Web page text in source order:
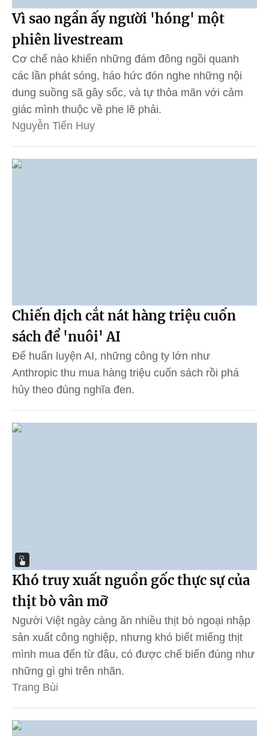
Vì sao ngần ấy người 'hóng' một
phiên livestream
Cơ chế nào khiến những đám đông ngồi quanh
các lần phát sóng, háo hức đón nghe những nội
dung suồng sã gây sốc, và tự thỏa mãn với cảm
giác mình thuộc về phe lẽ phải.
Nguyễn Tiến Huy
Chiến dịch cắt nát hàng triệu cuốn
sách để 'nuôi' AI
Để huấn luyện AI, những công ty lớn như
Anthropic thu mua hàng triệu cuốn sách rồi phá
hủy theo đúng nghĩa đen.
Khó truy xuất nguồn gốc thực sự của
thịt bò vân mỡ
Người Việt ngày càng ăn nhiều thịt bò ngoại nhập
sản xuất công nghiệp, nhưng khó biết miếng thịt
mình mua đến từ đâu, có được chế biến đúng như
những gì ghi trên nhãn.
Trang Bùi